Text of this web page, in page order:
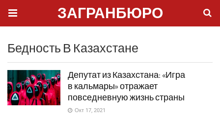
ЗАГРАНБЮРО
Бедность В Казахстане
Депутат из Казахстана: «Игра
в кальмары» отражает
повседневную жизнь страны
Окт 17, 2021